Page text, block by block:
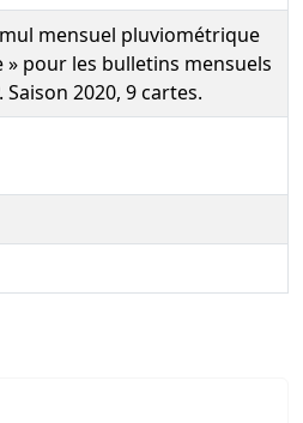
mensuel pluviométrique
» pour les bulletins mensuels
Saison 2020, 9 cartes.